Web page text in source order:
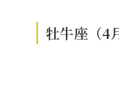
牡牛座（4